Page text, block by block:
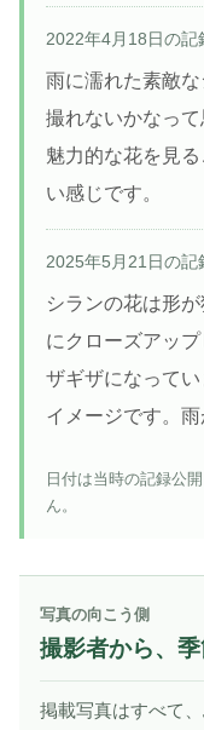
2022年4月18日の記
雨に濡れた素敵
撮れないかなっ
魅力的な花を見
い感じです。
2025年5月21日の記
シランの花は形
にクローズアッ
ザギザになって
イメージです。
日付は当時の記録公
ん。
写真の向こう側
撮影者から、
掲載写真はすべて